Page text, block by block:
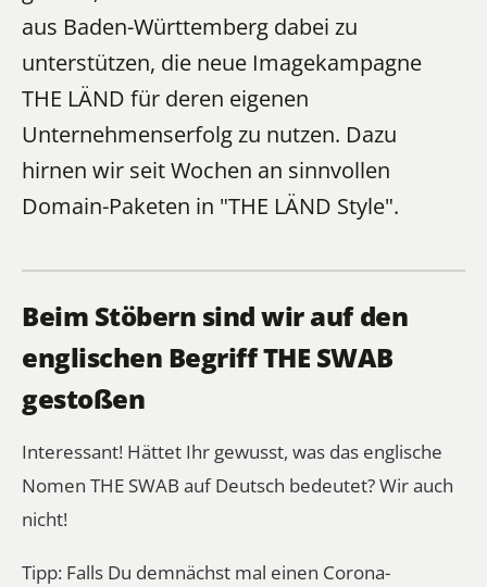
aus Baden-Württemberg dabei zu
unterstützen, die neue Imagekampagne
THE LÄND für deren eigenen
Unternehmenserfolg zu nutzen. Dazu
hirnen wir seit Wochen an sinnvollen
Domain-Paketen in "THE LÄND Style".
Beim Stöbern sind wir auf den
englischen Begriff THE SWAB
gestoßen
Interessant! Hättet Ihr gewusst, was das englische
Nomen THE SWAB auf Deutsch bedeutet? Wir auch
nicht!
Tipp: Falls Du demnächst mal einen Corona-